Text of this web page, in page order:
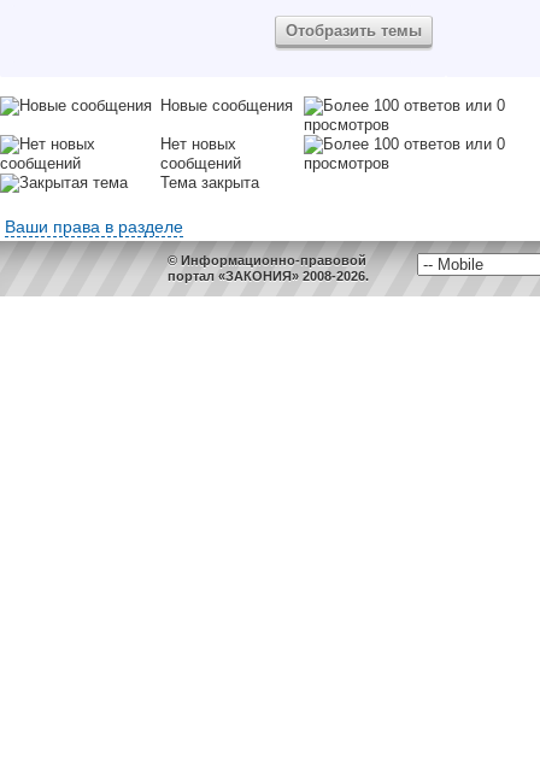
Новые сообщения
Нет новых
сообщений
Тема закрыта
Ваши права в разделе
© Информационно-правовой
портал «ЗАКОНИЯ» 2008-2026.